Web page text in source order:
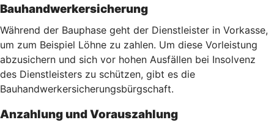
Bauhandwerkersicherung
Während der Bauphase geht der Dienstleister in Vorkasse,
um zum Beispiel Löhne zu zahlen. Um diese Vorleistung
abzusichern und sich vor hohen Ausfällen bei Insolvenz
des Dienstleisters zu schützen, gibt es die
Bauhandwerkersicherungsbürgschaft.
Anzahlung und Vorauszahlung